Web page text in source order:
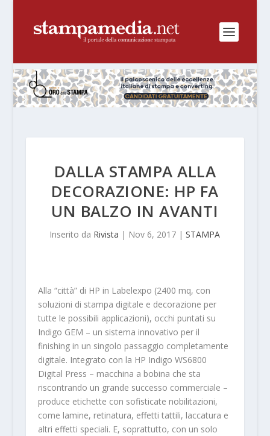
DALLA STAMPA ALLA
DECORAZIONE: HP FA
UN BALZO IN AVANTI
Inserito da Rivista | Nov 6, 2017 |STAMPA
Alla “città” di HP in Labelexpo (2400 mq, con
soluzioni di stampa digitale e decorazione per
tutte le possibili applicazioni), occhi puntati su
Indigo GEM – un sistema innovativo per il
finishing in un singolo passaggio completamente
digitale. Integrato con la HP Indigo WS6800
Digital Press – macchina a bobina che sta
riscontrando un grande successo commerciale –
produce etichette con sofisticate nobilitazioni,
come lamine, retinatura, effetti tattili, laccatura e
altri effetti speciali. E, soprattutto, con un solo